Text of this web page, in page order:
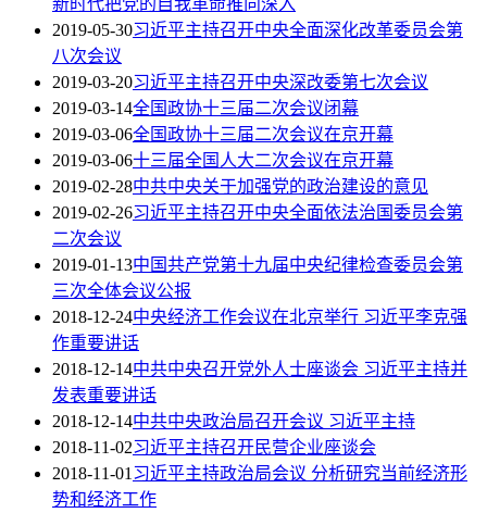
新时代把党的自我革命推向深入
2019-05-30习近平主持召开中央全面深化改革委员会第
八次会议
2019-03-20习近平主持召开中央深改委第七次会议
2019-03-14全国政协十三届二次会议闭幕
2019-03-06全国政协十三届二次会议在京开幕
2019-03-06十三届全国人大二次会议在京开幕
2019-02-28中共中央关于加强党的政治建设的意见
2019-02-26习近平主持召开中央全面依法治国委员会第
二次会议
2019-01-13中国共产党第十九届中央纪律检查委员会第
三次全体会议公报
2018-12-24中央经济工作会议在北京举行 习近平李克强
作重要讲话
2018-12-14中共中央召开党外人士座谈会 习近平主持并
发表重要讲话
2018-12-14中共中央政治局召开会议 习近平主持
2018-11-02习近平主持召开民营企业座谈会
2018-11-01习近平主持政治局会议 分析研究当前经济形
势和经济工作